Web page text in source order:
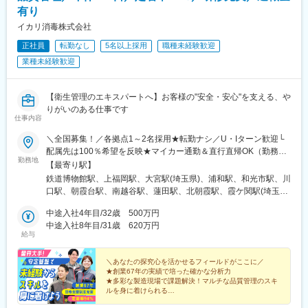
有り
イカリ消毒株式会社
正社員 転勤なし 5名以上採用
職種未経験歓迎
業種未経験歓迎
仕事内容
【衛生管理のエキスパートへ】お客様の"安全・安心"を支える、や
りがいのある仕事です
勤務地
＼全国募集！／各拠点1～2名採用★転勤ナシ／U・Iターン歓迎└
配属先は100％希望を反映★マイカー通勤＆直行直帰OK（勤務地
や現場による）＼積極採用エリア／【北海道】北海道／旭川市、
北見市、釧路市【東北】宮城県／仙台市【関東】茨城県／つくば
市 東京都／江東区、町田市、武蔵村山市 埼玉県
伊勢原市 山梨県／中央市【東海】岐阜県／羽島
市 愛知県／名古屋市、知立市 三重県／四日市市
市 大阪府／東大阪市 兵庫県／加古川市、神戸
市、西宮市【中国】鳥取県／米子市 岡山県／岡山市【四
国】徳島県／徳島市 広島県／福山市【九州】福岡県／福
岡市 熊本県／熊本市 鹿児島県／鹿児島市※詳しい
所在地は当社HPをご覧ください。
【最寄り駅】
鉄道博物館駅、上福岡駅、大宮駅(埼玉県)、浦和駅、和光市駅、川
口駅、朝霞台駅、南越谷駅、蓮田駅、北朝霞駅、霞ケ関駅(埼玉
心駅、武蔵浦和駅、所沢駅、北浦和駅、志木駅、草加駅、上尾
駅、東川口駅、谷塚駅、朝霞駅、春日部駅、戸田公園駅、東大宮
駅、せんげん台駅、与野駅、熊谷駅、本川越駅、新所沢駅、越谷
駅、代々木駅、新宿駅、渋谷駅、池袋駅、四ツ谷駅、大手町駅(東
京都)、新秋津駅、品川駅、市ケ谷駅、石神井公園駅、馬喰町駅、
京成金町駅、北千住駅、分倍河原駅、汐留駅、秋葉原駅、高田馬
場駅、立川駅、小竹向原駅、下北沢駅、上野駅、大塚駅前駅、井
給与
中途入社4年目/32歳 500万円
中途入社8年目/31歳 620万円
＼あなたの探究心を活かせるフィールドがここに／
★創業67年の実績で培った確かな分析力
★多彩な製造現場で課題解決！マルチな品質管理のスキ
ルを身に着けられる